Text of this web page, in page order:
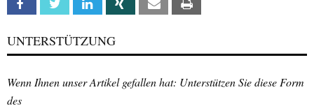
Facebook Twitter Linkedin Xing Email
UNTERSTÜTZUNG
Wenn Ihnen unser Artikel gefallen hat: Unterstützen Sie diese Form
des